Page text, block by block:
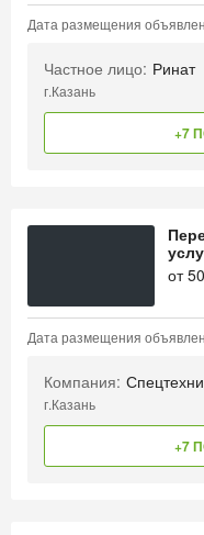
Дата размещения
Частное лицо: Ринат
г.Казань
+7
от50
Дата размещения
Компания:
г.Казань
+7